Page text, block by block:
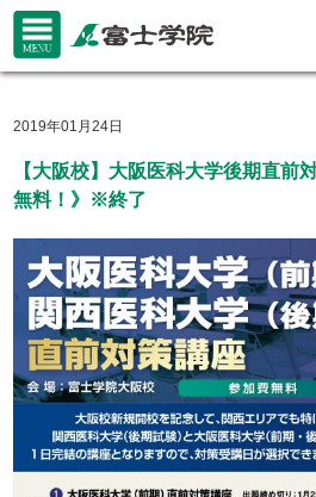
2019年01月24日
【大阪校】大阪医科大学後期直前
無料！》※終了